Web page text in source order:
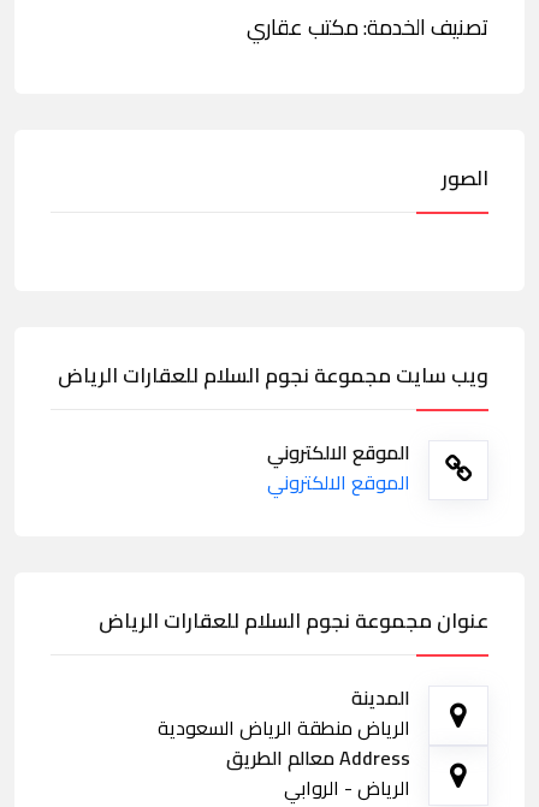
تصنيف الخدمة: مكتب عقاري
الصور
ويب سايت مجموعة نجوم السلام للعقارات الرياض
الموقع الالكتروني
الموقع الالكتروني
عنوان مجموعة نجوم السلام للعقارات الرياض
المدينة
الرياض منطقة الرياض السعودية
Address معالم الطريق
الرياض - الروابي